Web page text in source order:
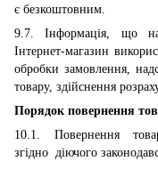
є безкоштовним.
9.7. Інформація, що
Інтернет-магазин
обробки замовлення,
товару, здійснення
Порядок повернення
10.1. Повернення
згідно діючого